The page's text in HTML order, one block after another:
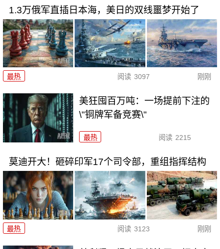
1.3万俄军直插日本海，美日的双线噩梦开始了
最热 阅读 3097 刚刚
美狂囤百万吨：一场提前下注的
\"铜牌军备竞赛\"
最热 阅读 2215
莫迪开大！砸碎印军17个司令部，重组指挥结构
最热 阅读 3123 刚刚